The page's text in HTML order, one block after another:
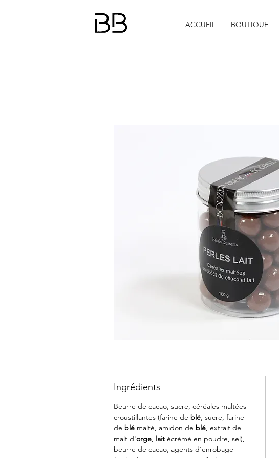
ACCUEIL BOUTIQUE
Ingrédients
Beurre de cacao, sucre, céréales maltées
croustillantes (farine de blé, sucre, farine
de blé malté, amidon de blé, extrait de
malt d'orge, lait écrémé en poudre, sel),
beurre de cacao, agents d'enrobage